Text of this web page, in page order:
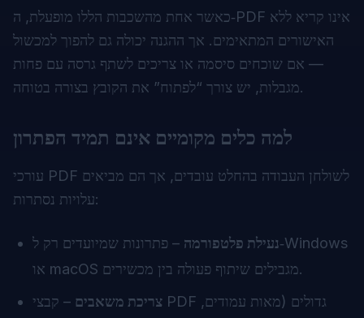
כאשר אחת מהשכבות הללו מופעלת, ה‑PDF אינו קריא ללא
האישורים המתאימים. אך ההגנה יכולה גם להפוך למכשול
— אם שוכחים סיסמה או צריכים לשתף גרסה עם פחות
מגבלות, יש צורך “לפתוח” את הקובץ בצורה בטוחה.
למה כלים מקומיים אינם תמיד הפתרון
עורכי PDF לשולחן העבודה בהחלט עובדים, אך הם מביאים
עלויות נסתרות:
נעילת פלטפורמה – פתרונות שמיועדים רק ל‑Windows
או macOS מגבילים שיתוף פעולה בין מכשירים.
צריכת משאבים – קבצי PDF גדולים (מאות עמודים,